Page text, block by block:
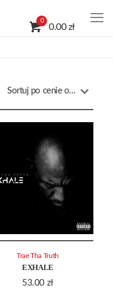
0
0.00 zł
EXHALE
53.00 zł
Trae Tha Truth